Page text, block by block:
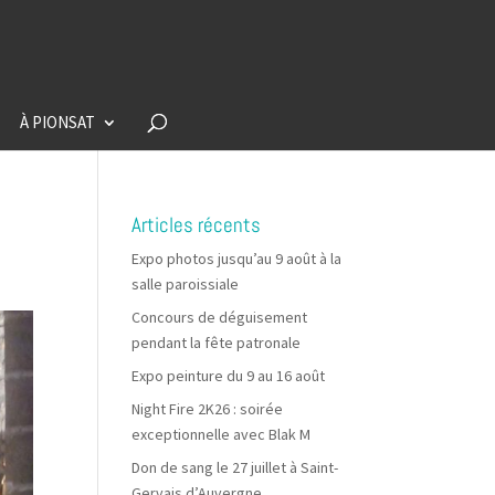
À PIONSAT
Articles récents
Expo photos jusqu’au 9 août à la
salle paroissiale
Concours de déguisement
pendant la fête patronale
Expo peinture du 9 au 16 août
Night Fire 2K26 : soirée
exceptionnelle avec Blak M
Don de sang le 27 juillet à Saint-